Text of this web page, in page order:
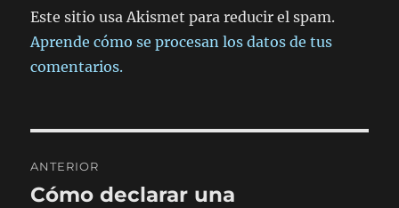
Este sitio usa Akismet para reducir el spam.
Aprende cómo se procesan los datos de tus
comentarios.
de
ANTERIOR
Entrada
Cómo declarar una